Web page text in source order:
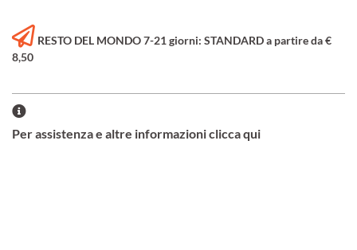
RESTO DEL MONDO 7-21 giorni: STANDARD a partire da €
8,50
Per assistenza e altre informazioni clicca qui